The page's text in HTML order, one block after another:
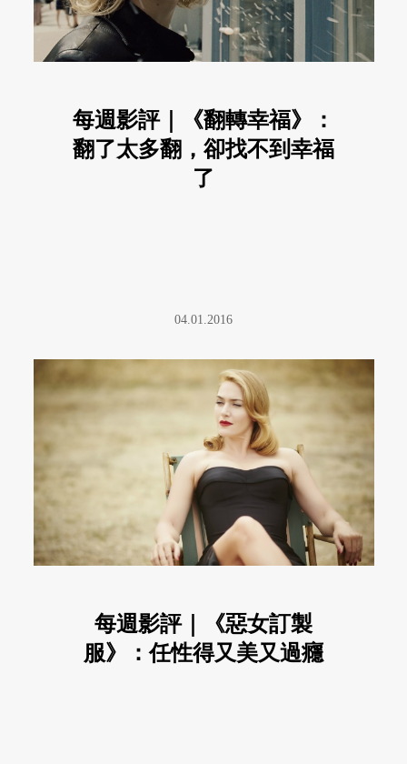
每週影評｜《翻轉幸福》：
翻了太多翻，卻找不到幸福
了
04.01.2016
每週影評｜《惡女訂製
服》：任性得又美又過癮